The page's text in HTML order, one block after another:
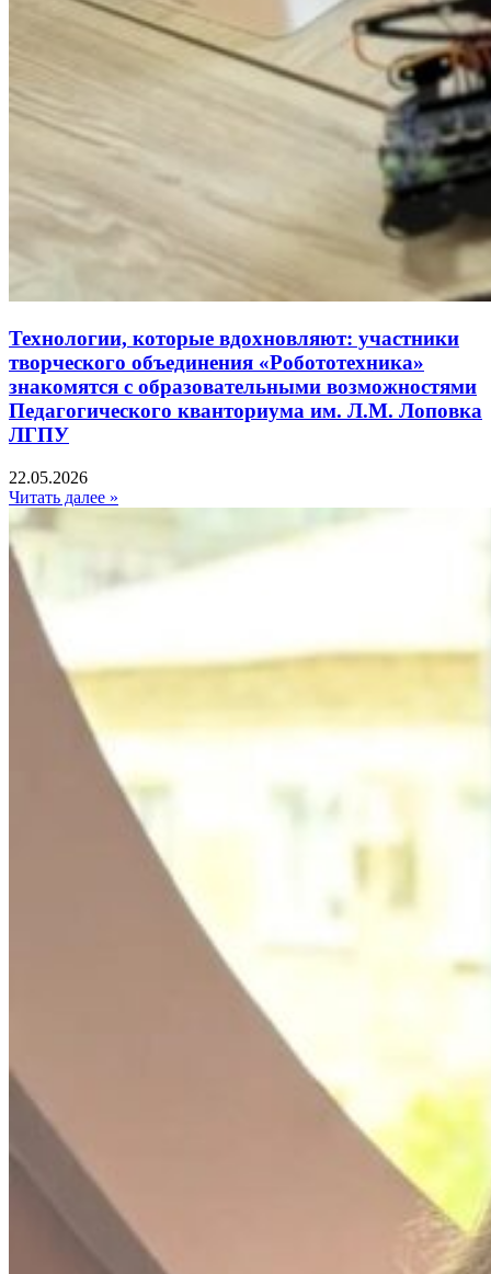
Технологии, которые вдохновляют: участники
творческого объединения «Робототехника»
знакомятся с образовательными возможностями
Педагогического кванториума им. Л.М. Лоповка
ЛГПУ
22.05.2026
Читать далее »